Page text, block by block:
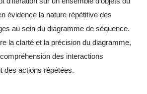
évidence la nature répétitive des
au sein du diagramme de séquence.
la clarté et la précision du diagramme,
des interactions
des actions répétées.